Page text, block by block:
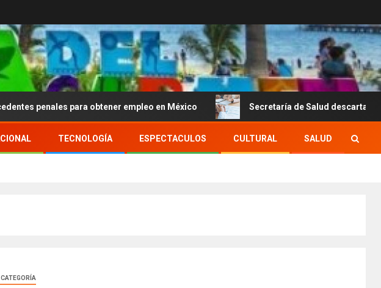
para obtener empleo en México Secretaría de Salud descarta brote activo
TECNOLOGÍA ESPECTACULOS CULTURAL SALUD